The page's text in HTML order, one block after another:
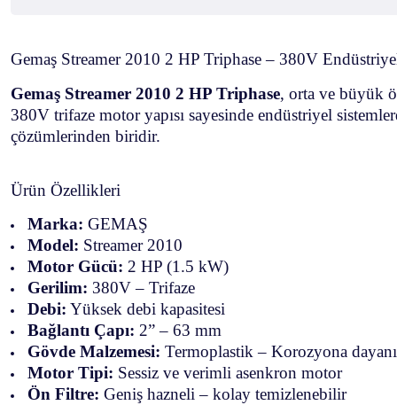
Gemaş Streamer 2010 2 HP Triphase – 380V
Gemaş Streamer 2010 2 HP Triphase, orta ve büyük
380V trifaze motor yapısı sayesinde endüstriyel
çözümlerinden biridir.
Ürün Özellikleri
Marka: GEMAŞ
Model: Streamer 2010
Motor Gücü: 2 HP (1.5 kW)
Gerilim: 380V – Trifaze
Debi: Yüksek debi kapasitesi
Bağlantı Çapı: 2” – 63 mm
Gövde Malzemesi: Termoplastik – Korozyona
Motor Tipi: Sessiz ve verimli asenkron motor
Ön Filtre: Geniş hazneli – kolay temizlenebilir